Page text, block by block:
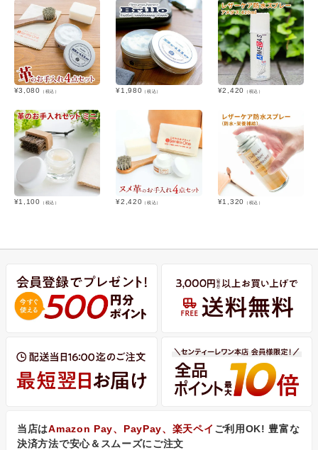
¥3,080 （税込） ¥1,980 （税込） ¥2,420 （税込）
¥1,100 （税込） ¥2,420 （税込） ¥1,320 （税込）
当店はAmazon Pay、PayPay、楽天ペイ ご利用OK! 豊富な
決済方法で安心＆スムーズにご注文